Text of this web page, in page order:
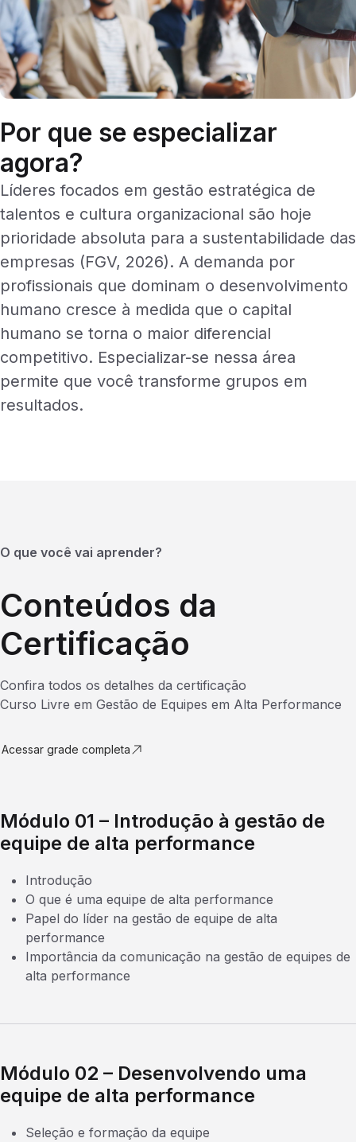
Por que se especializar
agora?
Líderes focados em gestão estratégica de
talentos e cultura organizacional são hoje
prioridade absoluta para a sustentabilidade das
empresas (FGV, 2026). A demanda por
profissionais que dominam o desenvolvimento
humano cresce à medida que o capital
humano se torna o maior diferencial
competitivo. Especializar-se nessa área
permite que você transforme grupos em
resultados.
O que você vai aprender?
Conteúdos da
Certificação
Confira todos os detalhes da certificação
Curso Livre em Gestão de Equipes em Alta Performance
Acessar grade completa
Módulo 01 – Introdução à gestão de
equipe de alta performance
Introdução
O que é uma equipe de alta performance
Papel do líder na gestão de equipe de alta
performance
Importância da comunicação na gestão de equipes de
alta performance
Módulo 02 – Desenvolvendo uma
equipe de alta performance
Seleção e formação da equipe